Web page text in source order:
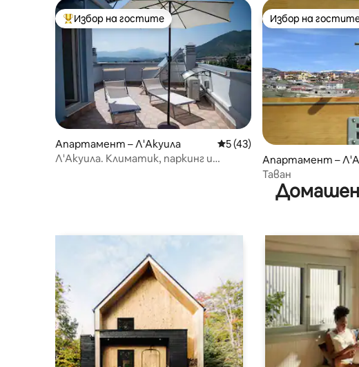
Най-популярен избор на гостите
Избор на гостите
Апартамент – Л'Акуила Средна оценка: 5 от 5, 43
5 (43)
Л'Акуила. Климатик, паркинг и
Избор на
Избор на
Апартамент –
Таван